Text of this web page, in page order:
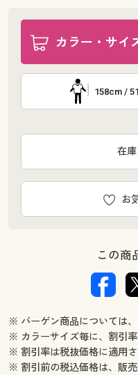
カラー・サイ
158cm /
お
在
この商
※ バーゲン商品については、
※ カラーサイズ毎に、割引率
※ 割引率は税抜価格に適用さ
※ 割引前の税込価格は、販売